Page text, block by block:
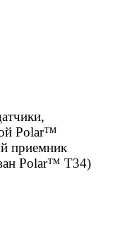
Polar™
приемник
Polar™ T34)